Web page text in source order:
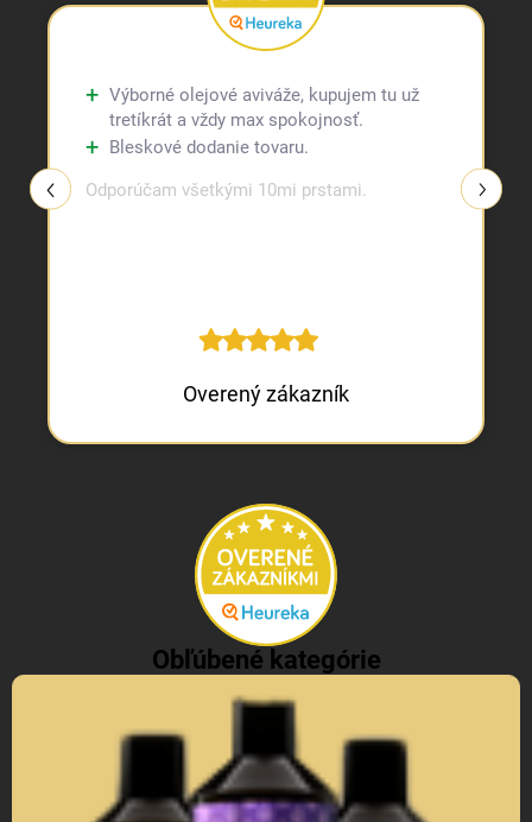
Výborné olejové aviváže, kupujem tu už
tretíkrát a vždy max spokojnosť.
Bleskové dodanie tovaru.
Odporúčam všetkými 10mi prstami.
Overený zákazník
Obľúbené kategórie